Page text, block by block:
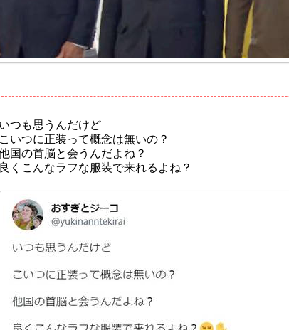
つも思うんだけど
いつに正装って概念は無いの？
国の首脳と会うんだよね？
くこんなラフな服装で来れるよね？